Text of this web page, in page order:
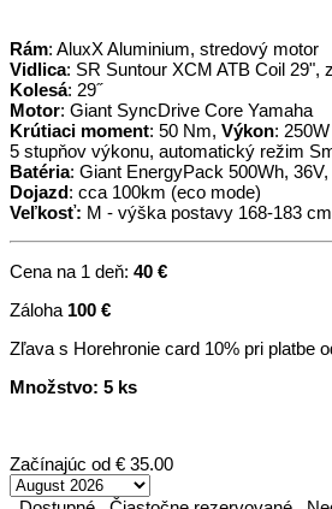
Rám: AluxX Aluminium, stredový motor
Vidlica: SR Suntour XCM ATB Coil 29",
Kolesá: 29˝
Motor: Giant SyncDrive Core Yamaha
Krútiaci moment: 50 Nm, Výkon: 250W
5 stupňov výkonu, automatický režim
Batéria: Giant EnergyPack 500Wh,
Dojazd: cca 100km (eco mode)
Veľkosť: M - výška postavy 168-183 cm
Cena na 1 deň: 40 €
Záloha 100 €
Zľava s Horehronie card 10% pri platbe
Množstvo: 5 ks
Začínajúc od € 35.00